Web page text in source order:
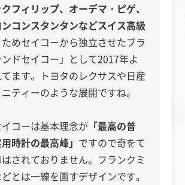
フィリップ、オーデマ・ピゲ、
コンスタンタンなどスイス高級
ためセイコーから独立させたブラ
ドセイコー」として2017年よ
ます。トヨタのレクサスや日産
ティーのような展開ですね。
コーは基本理念が 「最高の普
時計の最高峰」 ですので奇をて
されておりません。フランクミ
とは一線を画すデザインです。